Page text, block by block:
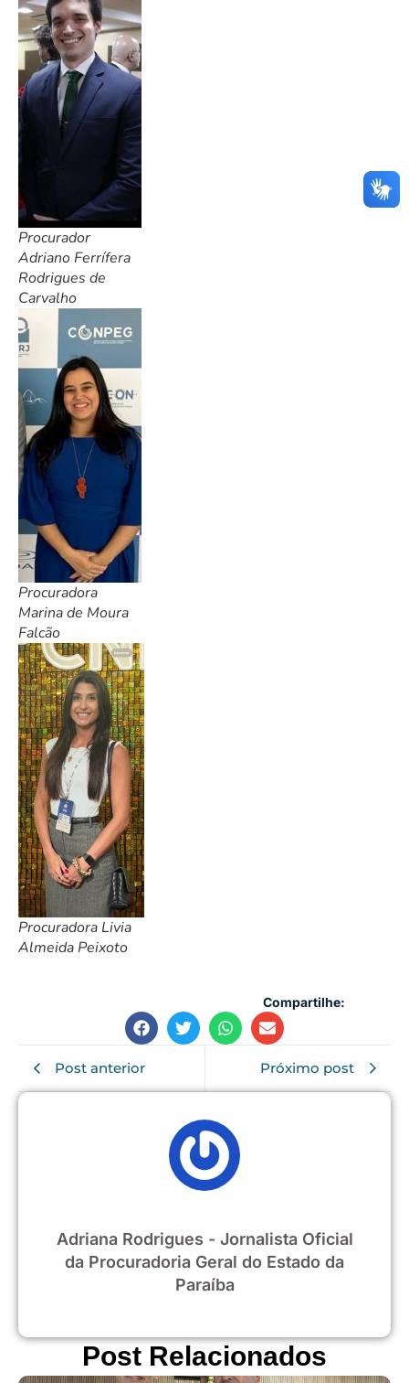
Procurador
Adriano Ferrífera
Rodrigues de
Carvalho
Procuradora
Marina de Moura
Falcão
Procuradora Livia
Almeida Peixoto
Compartilhe:
Post anterior Próximo post
Adriana Rodrigues - Jornalista Oficial
da Procuradoria Geral do Estado da
Paraíba
Post Relacionados